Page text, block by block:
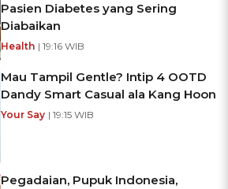
Pasien Diabetes yang Sering
Diabaikan
Health | 19:16 WIB
Mau Tampil Gentle? Intip 4 OOTD
Dandy Smart Casual ala Kang Hoon
Your Say | 19:15 WIB
Pegadaian, Pupuk Indonesia,